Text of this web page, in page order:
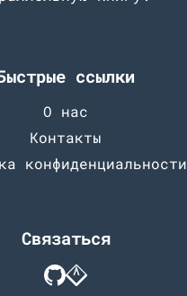
ссылки
О нас
Контакты
конфиденциальности
Связаться